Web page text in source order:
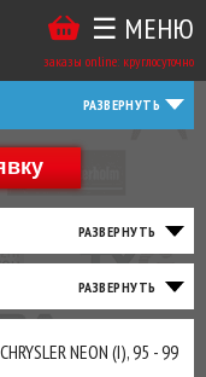
заказы online: круглосуточно
☰ МЕНЮ
CHRYSLER NEON (I), 95 - 99